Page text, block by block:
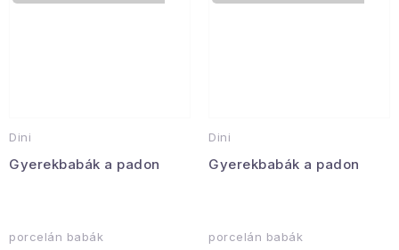
Dini
Gyerekbabák a padon
porcelán babák
Dini
Gyerekbabák a padon
porcelán babák